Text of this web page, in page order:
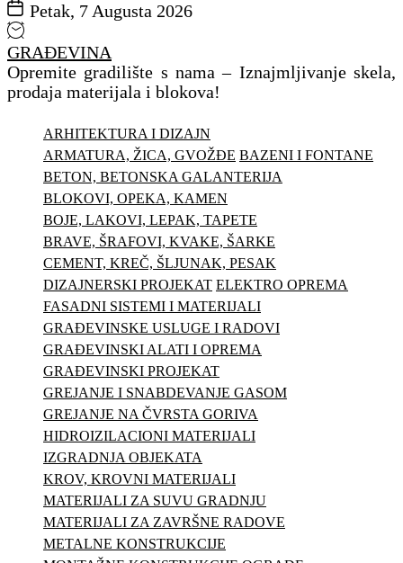
Petak, 7 Augusta 2026
GRAĐEVINA
Opremite gradilište s nama – Iznajmljivanje skela,
prodaja materijala i blokova!
ARHITEKTURA I DIZAJN
ARMATURA, ŽICA, GVOŽĐE BAZENI I FONTANE
BETON, BETONSKA GALANTERIJA
BLOKOVI, OPEKA, KAMEN
BOJE, LAKOVI, LEPAK, TAPETE
BRAVE, ŠRAFOVI, KVAKE, ŠARKE
CEMENT, KREČ, ŠLJUNAK, PESAK
DIZAJNERSKI PROJEKAT ELEKTRO OPREMA
FASADNI SISTEMI I MATERIJALI
GRAĐEVINSKE USLUGE I RADOVI
GRAĐEVINSKI ALATI I OPREMA
GRAĐEVINSKI PROJEKAT
GREJANJE I SNABDEVANJE GASOM
GREJANJE NA ČVRSTA GORIVA
HIDROIZILACIONI MATERIJALI
IZGRADNJA OBJEKATA
KROV, KROVNI MATERIJALI
MATERIJALI ZA SUVU GRADNJU
MATERIJALI ZA ZAVRŠNE RADOVE
METALNE KONSTRUKCIJE